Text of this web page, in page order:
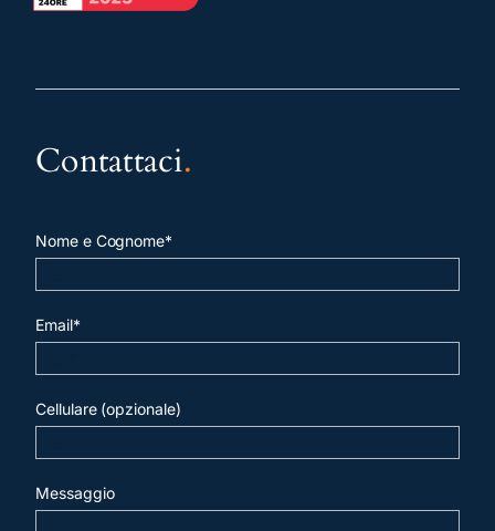
Contattaci.
Nome e Cognome*
Email*
Cellulare (opzionale)
Messaggio